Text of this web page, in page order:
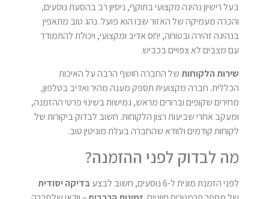
בעל רישיון נהיגה מקצועי בתוקף, ניסיון רב בהסעת נוסעים,
והכרה מעמיקה של האזור שבו הוא פועל. נהג טוב מתאפין
בנהיגה זהירה ובטוחה, יחס אדיב ומקצועי, ויכולת להתמודד
עם מצבים לא צפויים בכביש.
שירות הלקוחותשל החברה חושף הרבה על האיכות
הכללית. חברה מקצועית תספק מענה מהיר ואדיב בטלפון,
מחירים שקופים וברורים מראש, גמישות בשינוי פרטי ההזמנה,
ומעקב אחרי שביעות רצון הלקוחות. חשוב לבדוק ביקורות של
לקוחות קודמים ולוודא שהחברה בעלת מוניטין טוב.
מה לבדוק לפני ההזמנה?
לפני הזמנת מונית ל-6 נוסעים, חשוב לבצע
בדיקה יסודית